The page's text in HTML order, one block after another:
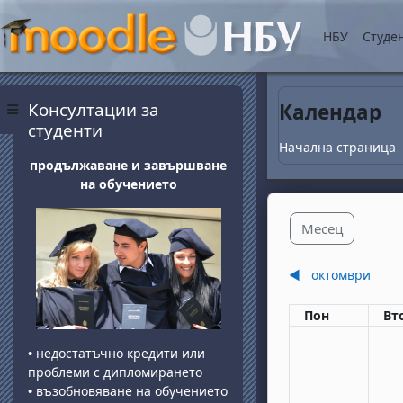
Прескочи на
Страничен панел
НБУ
Календар
Начална страница
Месец
◀︎ октомври
Понеделник
Пон
Блокове
Консултации за
студенти
продължаване и завършване
на обучението
• недостатъчно кредити или
проблеми с дипломирането
• възобновяване на обучението